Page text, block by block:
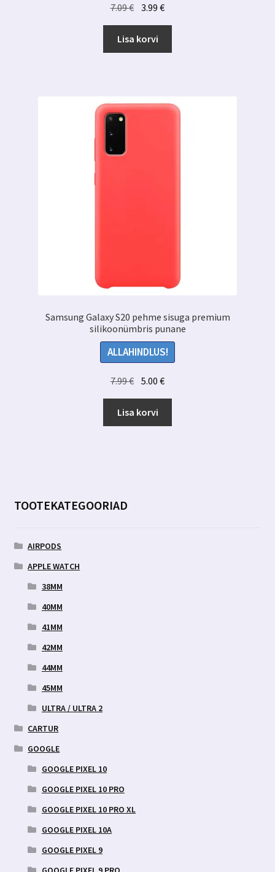
7.09€ Algne
hind
oli:
7.09 €.
3.99€Praegune
hind
3.99 €.
Lisa korvi
Samsung Galaxy S20 pehme sisuga premium
silikoonümbris punane
ALLAHINDLUS!
7.99€ Algne
oli:
7.99 €.
5.00€Praegune
5.00 €.
Lisa korvi
TOOTEKATEGOORIAD
AIRPODS
APPLE WATCH
38MM
40MM
41MM
42MM
44MM
45MM
ULTRA / ULTRA 2
CARTUR
GOOGLE
GOOGLE PIXEL 10
GOOGLE PIXEL 10 PRO
GOOGLE PIXEL 10 PRO XL
GOOGLE PIXEL 10A
GOOGLE PIXEL 9